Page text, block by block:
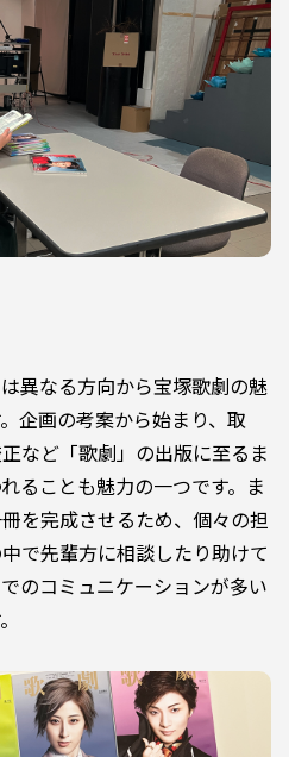
異なる方向から宝塚歌劇の魅
企画の考案から始まり、取
など「歌劇」の出版に至るま
ることも魅力の一つです。ま
を完成させるため、個々の担
で先輩方に相談したり助けて
のコミュニケーションが多い